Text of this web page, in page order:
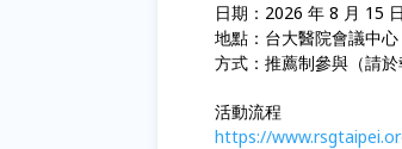
日期：2026 年 8 月 15
地點：台大醫院會議中心
方式：推薦制參與（請於
活動流程
https://